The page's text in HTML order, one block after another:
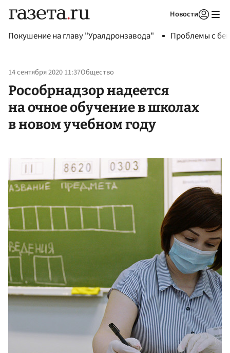
Новости
Покушение на главу "Уралдронзавода" Проблемы с
14 сентября 2020 11:37Общество
Рособрнадзор надеется
на очное обучение в школах
в новом учебном году